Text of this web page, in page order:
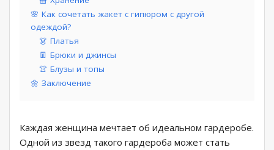
🌸 Как сочетать жакет с гипюром с другой
одеждой?
👗 Платья
👖 Брюки и джинсы
👚 Блузы и топы
🌼 Заключение
Каждая женщина мечтает об идеальном гардеробе.
Одной из звезд такого гардероба может стать